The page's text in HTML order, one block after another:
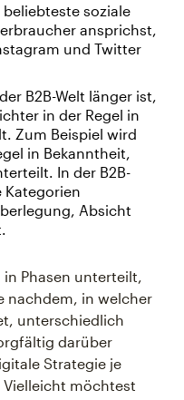
beliebteste soziale
ansprichst,
und Twitter
B2B-Welt länger ist,
in der Regel in
Zum Beispiel wird
in Bekanntheit,
In der B2B-
Kategorien
Absicht
Phasen unterteilt,
nachdem, in welcher
unterschiedlich
darüber
Strategie je
möchtest